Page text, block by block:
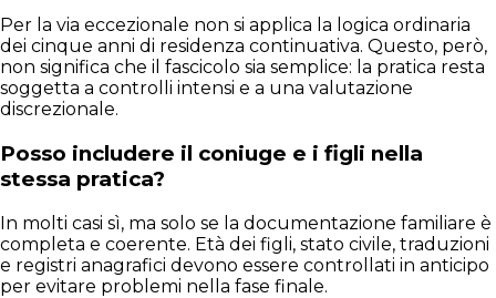
Per la via eccezionale non si applica la logica ordinaria
dei cinque anni di residenza continuativa. Questo, però,
non significa che il fascicolo sia semplice: la pratica resta
soggetta a controlli intensi e a una valutazione
discrezionale.
Posso includere il coniuge e i figli nella
stessa pratica?
In molti casi sì, ma solo se la documentazione familiare è
completa e coerente. Età dei figli, stato civile, traduzioni
e registri anagrafici devono essere controllati in anticipo
per evitare problemi nella fase finale.